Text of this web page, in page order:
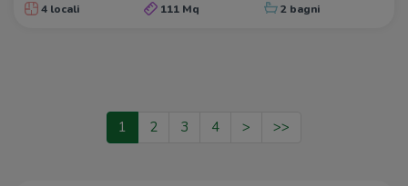
4 locali 111 Mq 2 bagni
1 2 3 4 > >>